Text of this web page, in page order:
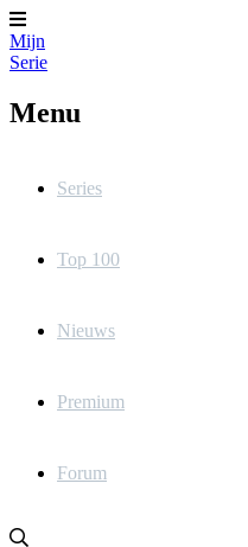
Mijn
Serie
Menu
Series
Top 100
Nieuws
Premium
Forum